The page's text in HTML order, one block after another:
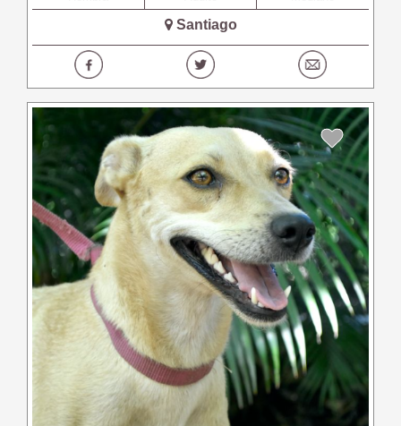
Santiago